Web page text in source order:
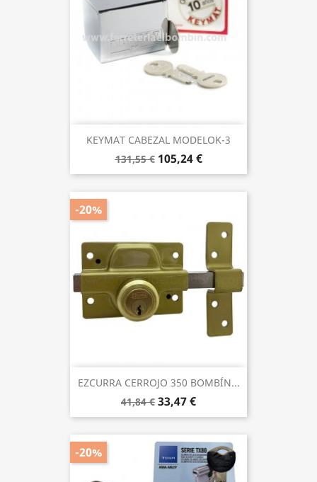
KEYMAT CABEZAL MODELOK-3
131,55 € 105,24 €
EZCURRA CERROJO 350 BOMBÍN...
41,84 € 33,47 €
-20%
-20%